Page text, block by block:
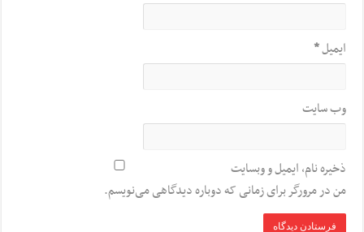
ایمیل*
وب‌ سایت
ذخیره نام، ایمیل و وبسایت
من در مرورگر برای زمانی که دوباره دیدگاهی می‌نویسم.